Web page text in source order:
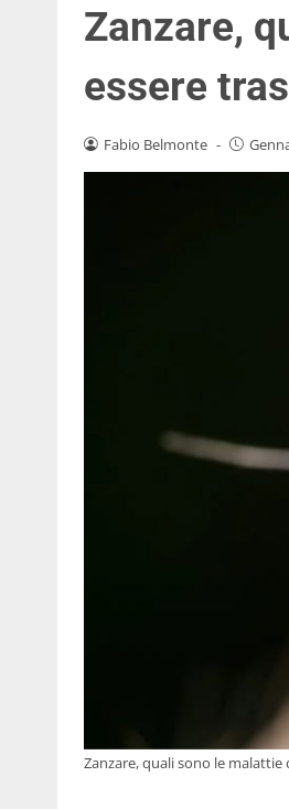
Zanzare,
essere
Fabio Belmonte -
Zanzare, quali sono le